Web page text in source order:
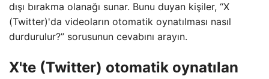
dışı bırakma olanağı sunar. Bunu duyan kişiler, “X
(Twitter)'da videoların otomatik oynatılması nasıl
durdurulur?” sorusunun cevabını arayın.
X'te (Twitter) otomatik oynatılan